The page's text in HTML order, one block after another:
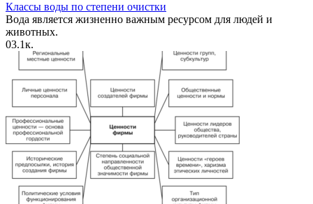
Классы воды по степени очистки
Вода является жизненно важным ресурсом для людей и
животных.
03.1к.